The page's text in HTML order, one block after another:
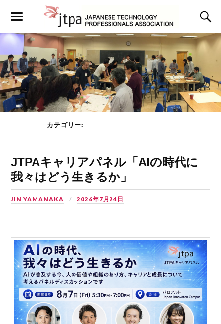
カテゴリー:
JTPAキャリアパネル「AIの時代に
我々はどう生きるか」
JIN YAMANAKA 2026年7月24日